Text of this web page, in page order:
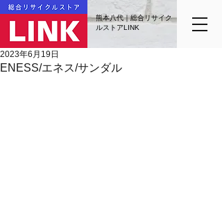
熊本八代｜総合リサイク
ルストアLINK
ENESS/エネス/サンダル
2023年6月19日